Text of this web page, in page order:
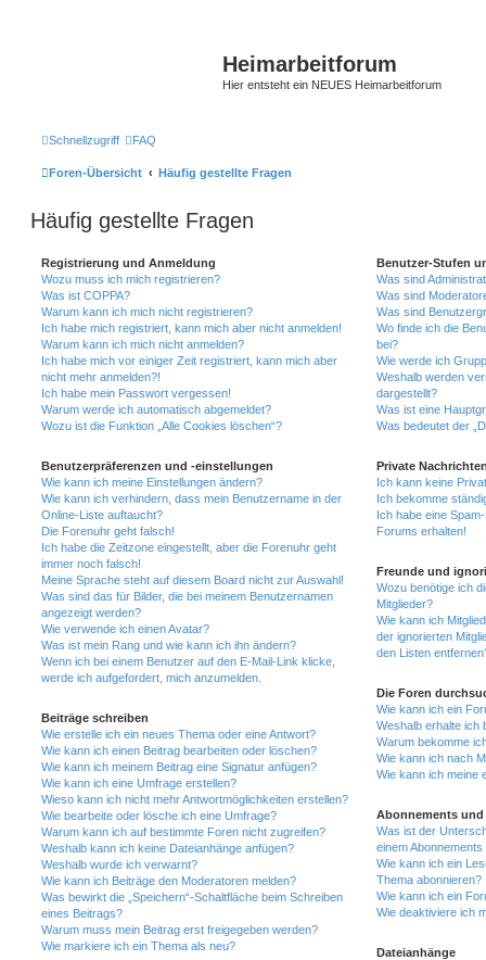
Heimarbeitforum
Hier entsteht ein NEUES Heimarbeitforum
Schnellzugriff FAQ
Foren-Übersicht Häufig gestellte Fragen
Häufig gestellte Fragen
Registrierung und Anmeldung
Wozu muss ich mich registrieren?
Was ist COPPA?
Warum kann ich mich nicht registrieren?
Ich habe mich registriert, kann mich aber nicht anmelden!
Warum kann ich mich nicht anmelden?
Ich habe mich vor einiger Zeit registriert, kann mich aber
nicht mehr anmelden?!
Ich habe mein Passwort vergessen!
Warum werde ich automatisch abgemeldet?
Wozu ist die Funktion „Alle Cookies löschen“?
Benutzerpräferenzen und -einstellungen
Wie kann ich meine Einstellungen ändern?
Wie kann ich verhindern, dass mein Benutzername in der
Online-Liste auftaucht?
Die Forenuhr geht falsch!
Ich habe die Zeitzone eingestellt, aber die Forenuhr geht
immer noch falsch!
Meine Sprache steht auf diesem Board nicht zur Auswahl!
Was sind das für Bilder, die bei meinem Benutzernamen
angezeigt werden?
Wie verwende ich einen Avatar?
Was ist mein Rang und wie kann ich ihn ändern?
Wenn ich bei einem Benutzer auf den E-Mail-Link klicke,
werde ich aufgefordert, mich anzumelden.
Beiträge schreiben
Wie erstelle ich ein neues Thema oder eine Antwort?
Wie kann ich einen Beitrag bearbeiten oder löschen?
Wie kann ich meinem Beitrag eine Signatur anfügen?
Wie kann ich eine Umfrage erstellen?
Wieso kann ich nicht mehr Antwortmöglichkeiten erstellen?
Wie bearbeite oder lösche ich eine Umfrage?
Warum kann ich auf bestimmte Foren nicht zugreifen?
Weshalb kann ich keine Dateianhänge anfügen?
Weshalb wurde ich verwarnt?
Wie kann ich Beiträge den Moderatoren melden?
Was bewirkt die „Speichern“-Schaltfläche beim Schreiben
eines Beitrags?
Warum muss mein Beitrag erst freigegeben werden?
Wie markiere ich ein Thema als neu?
Benutzer-Stufen
Was sind
Was sind
Was sind
Wo finde ich die
bei?
Wie werde ich
Weshalb werden
dargestellt?
Was ist eine
Was bedeutet der
Private
Ich kann keine
Ich bekomme
Ich habe eine
Forums erhalten!
Freunde und
Wozu benötige ich
Mitglieder?
Wie kann ich
der ignorierten
den Listen
Die Foren
Wie kann ich ein
Weshalb erhalte ich
Warum bekomme
Wie kann ich nach
Wie kann ich meine
Abonnements und
Was ist der
einem
Wie kann ich ein
Thema abonnieren?
Wie kann ich ein
Wie deaktiviere ich
Dateianhänge